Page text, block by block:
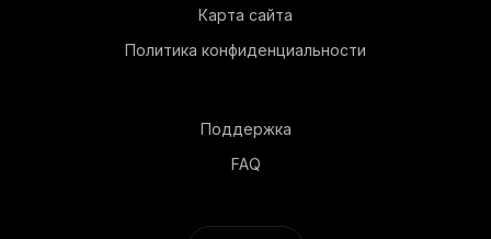
Карта сайта
Политика конфиденциальности
Поддержка
FAQ